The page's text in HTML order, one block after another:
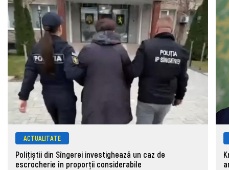
ACTUALITATE
Polițiștii din Sîngerei investighează un caz de
escrocherie în proporții considerabile